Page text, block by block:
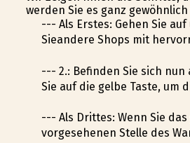
werden Sie es ganz
--- Als Erstes: Gehen Sie
Sieandere Shops mit
--- 2.: Befinden Sie sich
Sie auf die gelbe Taste, um
--- Als Drittes: Wenn Sie
vorgesehenen Stelle des